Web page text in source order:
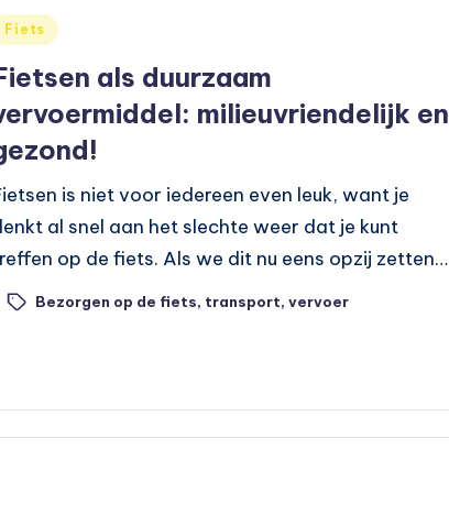
Fiets
als duurzaam
milieuvriendelijk en
is niet voor iedereen even leuk, want je
al snel aan het slechte weer dat je kunt
op de fiets. Als we dit nu eens opzij zetten…
Bezorgen op de fiets, transport, vervoer